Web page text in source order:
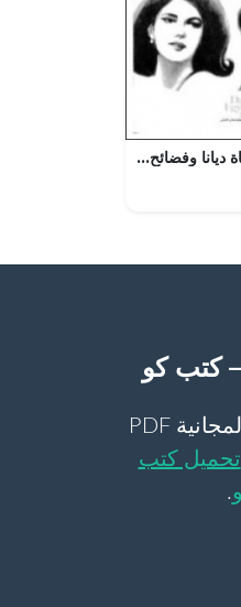
تحميل كتاب مأساة ديانا وفضائح مونيكا تأليف مجيد طوبيا pdf
موقع كتب كو لـ تحميل الكتب المجانية PDF
تحميل كتب
.